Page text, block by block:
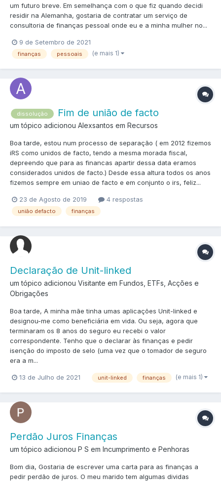
um futuro breve. Em semelhança com o que fiz quando decidi
residir na Alemanha, gostaria de contratar um serviço de
consultoria de finanças pessoal onde eu e a minha mulher no...
9 de Setembro de 2021
finanças pessoais (e mais 1)
dissolução Fim de união de facto
um tópico adicionou Alexsantos em Recursos
Boa tarde, estou num processo de separação ( em 2012 fizemos
iRS como unidos de facto, tendo a mesma morada fiscal,
depreendo que para as financas apartir dessa data eramos
considerados unidos de facto.) Desde essa altura todos os anos
fizemos sempre em uniao de facto e em conjunto o irs, feliz...
23 de Agosto de 2019 4 respostas
união defacto finanças
Declaração de Unit-linked
um tópico adicionou Visitante em Fundos, ETFs, Acções e
Obrigações
Boa tarde, A minha mãe tinha umas aplicações Unit-linked e
designou-me como beneficiária em vida. Ou seja, agora que
terminaram os 8 anos do seguro eu recebi o valor
correspondente. Tenho que o declarar às finanças e pedir
isenção do imposto de selo (uma vez que o tomador de seguro
era a m...
13 de Julho de 2021 unit-linked finanças (e mais 1)
Perdão Juros Finanças
um tópico adicionou P S em Incumprimento e Penhoras
Bom dia, Gostaria de escrever uma carta para as finanças a
pedir perdão de juros. O meu marido tem algumas dividas